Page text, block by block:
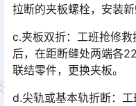
拉断的夹板螺栓，安装新
c.夹板双折：工班抢修
后，在距断缝处两端各
联结零件，更换夹板。
d.尖轨或基本轨折断：